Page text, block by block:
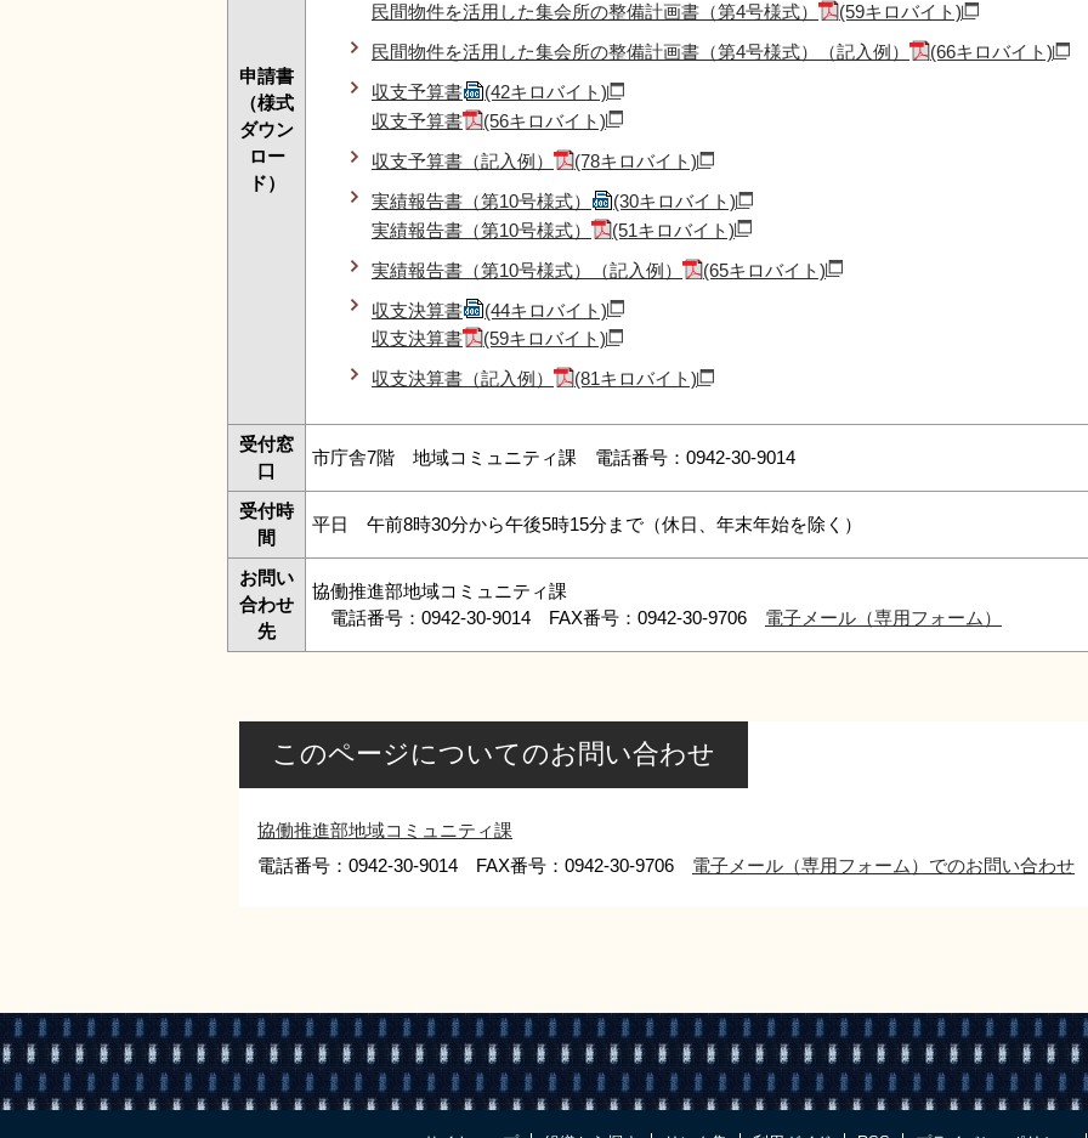
申請書
（様式
ダウン
ロー
ド）
民間物件を活用した集会所の整備計画書（第4号様式）
(59キロバイト)
民間物件を活用した集会所の整備計画書（第4号様式）（記入例）
(66キロバイト)
収支予算書
(42キロバイト)
収支予算書
(56キロバイト)
収支予算書（記入例）
(78キロバイト)
実績報告書（第10号様式）
(30キロバイト)
実績報告書（第10号様式）
(51キロバイト)
実績報告書（第10号様式）（記入例）
(65キロバイト)
収支決算書
(44キロバイト)
収支決算書
(59キロバイト)
収支決算書（記入例）
(81キロバイト)
受付窓
口
市庁舎7階 地域コミュニティ課 電話番号：0942-30-9014
受付時
間
平日 午前8時30分から午後5時15分まで（休日、年末年始を除く）
お問い
合わせ
先
協働推進部地域コミュニティ課
電話番号：0942-30-9014 FAX番号：0942-30-9706 電子メール（専用フォーム）
このページについてのお問い合わせ
協働推進部地域コミュニティ課
電話番号：0942-30-9014 FAX番号：0942-30-9706 電子メール（専用フォーム）でのお問い合わせ